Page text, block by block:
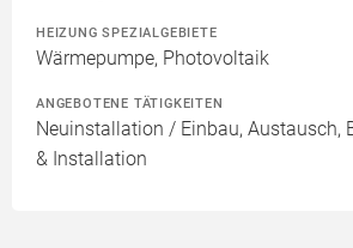
HEIZUNG SPEZIALGEBIETE
Wärmepumpe, Photovoltaik
ANGEBOTENE TÄTIGKEITEN
Neuinstallation / Einbau, Austausch,
& Installation